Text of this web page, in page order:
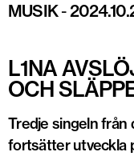
MUSIK-
L1NA
OCH
Tredje singeln
fortsätter utveckla